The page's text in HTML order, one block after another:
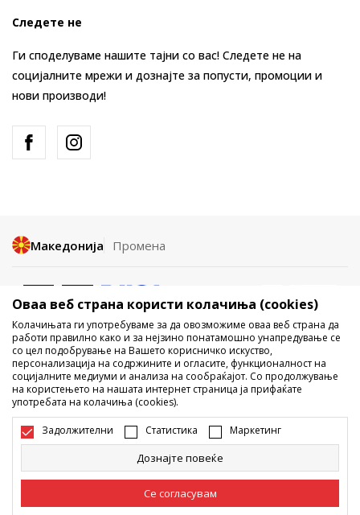
Следете не
Ги споделуваме нашите тајни со вас! Следете не на
социјалните мрежи и дознајте за попусти, промоции и
нови производи!
Македонија Промена
Не е дозволено превземање или користење на содржината од
интернет страните на Sport Vision, делумно или целосно a се
однесува на логоа, трговски марки, комерцијални содржини, ниту
истите да се отстапуваат на трети лица, јавно да се објавуваат или да
се користат за било какви цели, без писмена согласност од БДС.МК
ДООЕЛ.
Настојуваме да бидеме што попрецизни во описот на производот,
фотографијата и самата цена, но не можеме да гарантираме дака
сите информации се комплетни и без грешка. Сите прикажани
дека мораат да се достапни во секој момент. Достапноста на
Оваа веб страна користи колачиња (cookies)
Колачињата ги употребуваме за да овозможиме оваа веб страна да
работи правилно како и за нејзино понатамошно унапредување се
со цел подобрување на Вашето корисничко искуство,
персонализација на содржините и огласите, функционалност на
социјалните медиуми и анализа на сообраќајот. Со продолжување
на користењето на нашата интернет страница ја прифаќате
употребата на колачиња (cookies).
Задолжителни Статистика Маркетинг
Дознајте повеќе
Се согласувам